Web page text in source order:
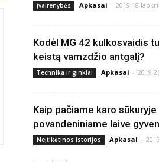
Įvairenybės Apkasai - 2019 18
Kodėl MG 42 kulkosvaidis
keistą vamzdžio antgalį?
Technika ir ginklai Apkasai - 2019
Kaip pačiame karo
povandeniniame laive
Neįtikėtinos istorijos Apkasai -